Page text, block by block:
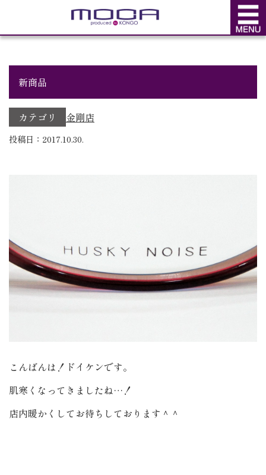
BLOG
新商品
カテゴリ 金剛店
投稿日：2017.10.30.
こんばんは！ドイケンです。
肌寒くなってきましたね…！
店内暖かくしてお待ちしております＾＾